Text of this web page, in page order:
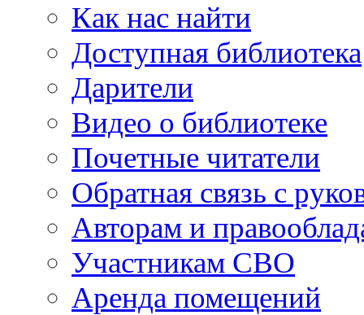
Как нас найти
Доступная библиотека
Дарители
Видео о библиотеке
Почетные читатели
Обратная связь с
Авторам и
Участникам СВО
Аренда помещений